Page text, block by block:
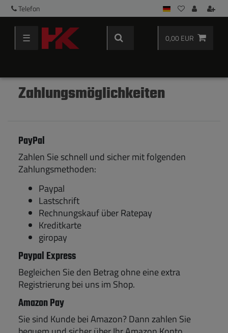
Telefon
☰ 0,00 EUR
Zahlungsmöglichkeiten
PayPal
Zahlen Sie schnell und sicher mit folgenden
Zahlungsmethoden:
Paypal
Lastschrift
Rechnungskauf über Ratepay
Kreditkarte
giropay
Paypal Express
Begleichen Sie den Betrag ohne eine extra
Registrierung bei uns im Shop.
Amazon Pay
Sie sind Kunde bei Amazon? Dann zahlen Sie